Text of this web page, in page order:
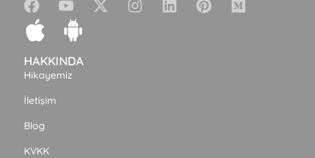
HAKKINDA
Hikayemiz
İletişim
Blog
KVKK